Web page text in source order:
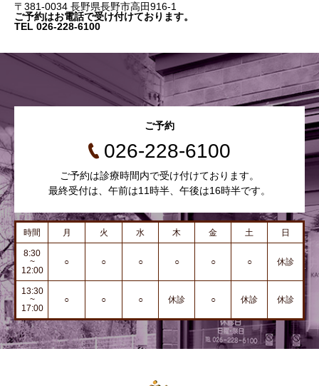
〒381-0034 長野県長野市高田916-1
ご予約はお電話で受け付けております。
TEL 026-228-6100
ご予約
026-228-6100
ご予約は診療時間内で受け付けております。
最終受付は、午前は11時半、午後は16時半です。
時間 月 火 水 木 金 土 日
8:30
~
12:00
○ ○ ○ ○ ○ ○ 休診
13:30
~
17:00
○ ○ ○ 休診 ○ 休診 休診